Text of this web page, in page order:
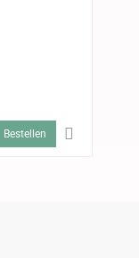
Bestellen